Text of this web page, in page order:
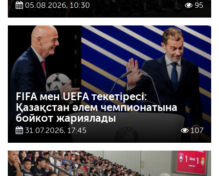
05.08.2026, 10:30 95
FIFA мен UEFA текетіресі:
Қазақстан әлем чемпионатына
бойкот жариялады
31.07.2026, 17:45 107